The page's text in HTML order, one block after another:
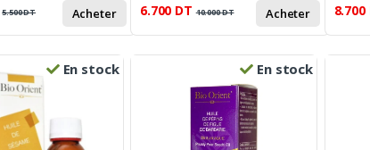
5.500DT Acheter
6.700 DT 10.000DT Acheter
8.700
En stock En stock